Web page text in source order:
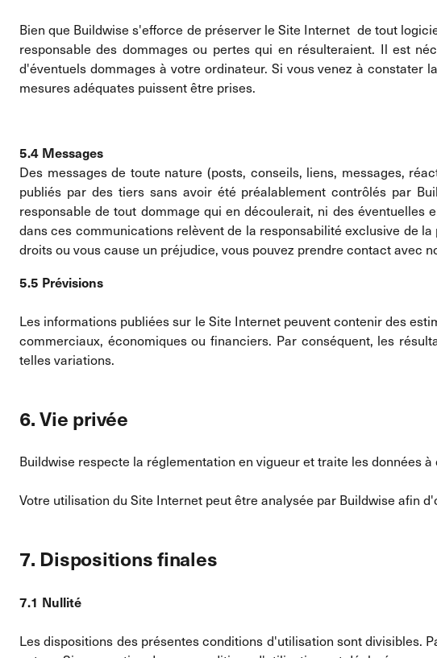
Bien que Buildwise s'efforce de préserver le Site Internet de tout
responsable des dommages ou pertes qui en résulteraient. Il est
d'éventuels dommages à votre ordinateur. Si vous venez à
mesures adéquates puissent être prises.
5.4 Messages
Des messages de toute nature (posts, conseils, liens, messages,
publiés par des tiers sans avoir été préalablement contrôlés par
responsable de tout dommage qui en découlerait, ni des éventuelles
dans ces communications relèvent de la responsabilité exclusive de
droits ou vous cause un préjudice, vous pouvez prendre contact avec
5.5 Prévisions
Les informations publiées sur le Site Internet peuvent contenir des
commerciaux, économiques ou financiers. Par conséquent, les
telles variations.
6. Vie privée
Buildwise respecte la réglementation en vigueur et traite les données
Votre utilisation du Site Internet peut être analysée par Buildwise afin
7. Dispositions finales
7.1 Nullité
Les dispositions des présentes conditions d'utilisation sont divisibles.